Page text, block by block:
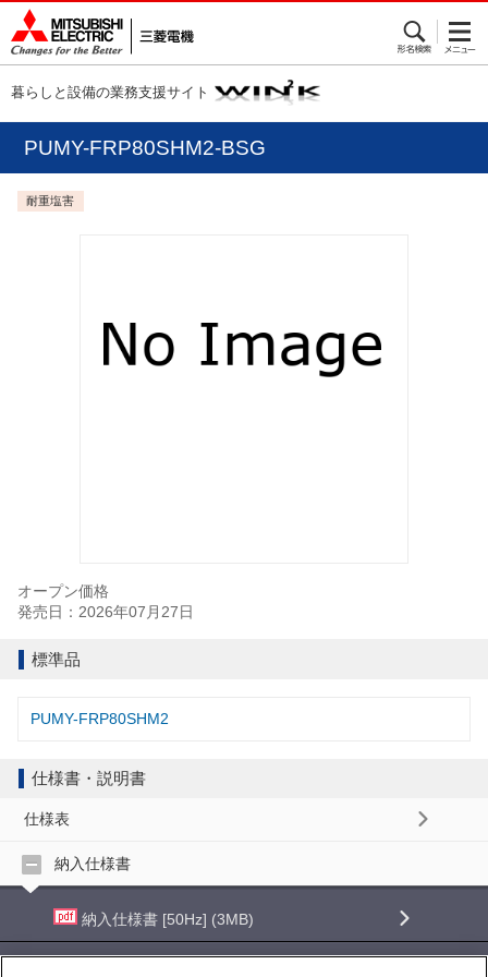
暮らしと設備の業務支援サイト
PUMY-FRP80SHM2-BSG
耐重塩害
オープン価格
発売日：2026年07月27日
標準品
PUMY-FRP80SHM2
仕様書・説明書
仕様表
納入仕様書
納入仕様書 [50Hz] (3MB)